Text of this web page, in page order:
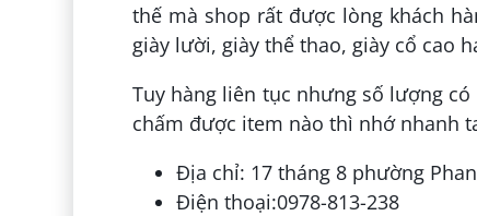
thế mà shop rất được lòng khách
giày lười, giày thể thao, giày cổ cao
Tuy hàng liên tục nhưng số lượng
chấm được item nào thì nhớ nhanh
Địa chỉ: 17 tháng 8 phường
Điện thoại:0978-813-238